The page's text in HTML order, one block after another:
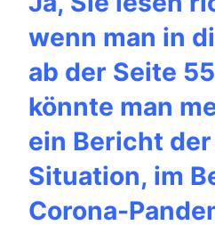
wenn man in
ab der Seite
könnte man
ein Bericht
Situation, im
Corona-